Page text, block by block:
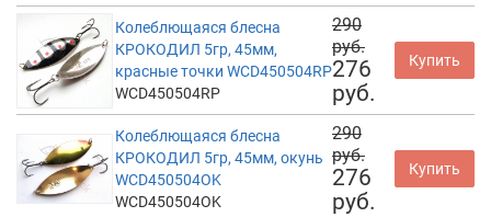
Колеблющаяся блесна
КРОКОДИЛ 5гр, 45мм,
красные точки WCD450504RP
WCD450504RP
290
руб.
276
руб.
Купить
Колеблющаяся блесна
КРОКОДИЛ 5гр, 45мм, окунь
WCD450504OK
WCD450504OK
290
руб.
276
руб.
Купить